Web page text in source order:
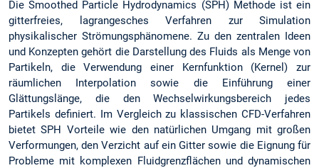
Die Smoothed Particle Hydrodynamics (SPH) Methode ist ein
gitterfreies, lagrangesches Verfahren zur Simulation
physikalischer Strömungsphänomene. Zu den zentralen Ideen
und Konzepten gehört die Darstellung des Fluids als Menge von
Partikeln, die Verwendung einer Kernfunktion (Kernel) zur
räumlichen Interpolation sowie die Einführung einer
Glättungslänge, die den Wechselwirkungsbereich jedes
Partikels definiert. Im Vergleich zu klassischen CFD-Verfahren
bietet SPH Vorteile wie den natürlichen Umgang mit großen
Verformungen, den Verzicht auf ein Gitter sowie die Eignung für
Probleme mit komplexen Fluidgrenzflächen und dynamischen